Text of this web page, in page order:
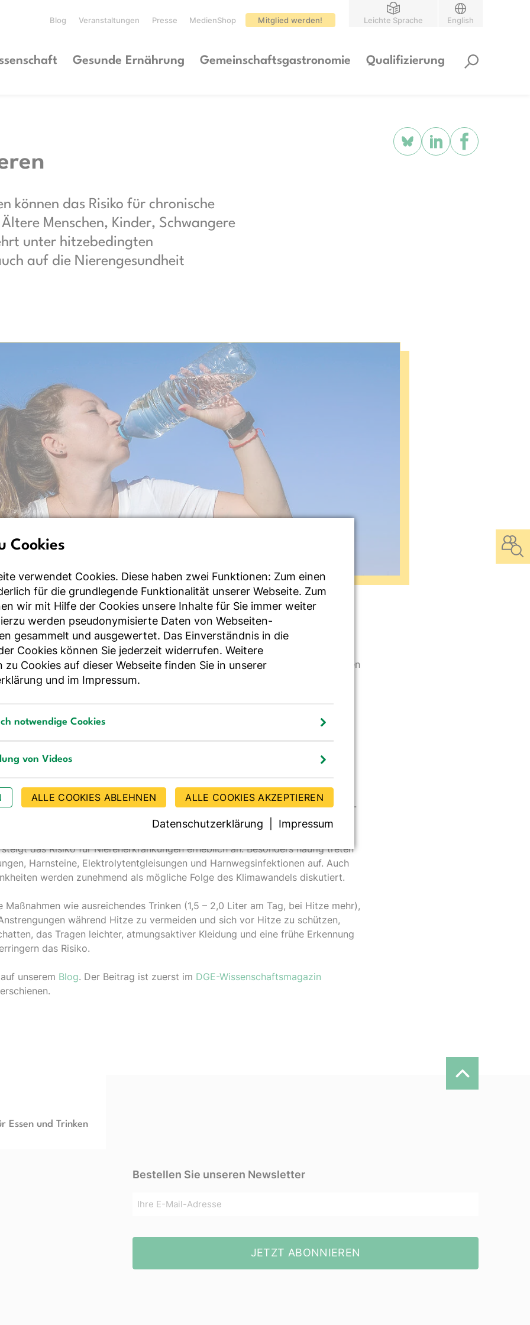
Blog Veranstaltungen Presse MedienShop Mitglied werden! Leichte Sprache English
Gesunde Ernährung Gemeinschaftsgastronomie Qualifizierung
können das Risiko für chronische
Menschen, Kinder, Schwangere
unter hitzebedingten
auf die Nierengesundheit
© pacoocimage - stock.adobe.com
durch Hitzestress, Dehydratation und Überanstrengung stellt einen
für die Nierenfunktion dar. Besonders betroffen sind Personen, die intensiven
ausgesetzt sind, beispielsweise landwirtschaftliche Arbeiter*innen,
durch die diese Faktoren zusammenwirken, können sowohl akute als
verursachen.
bleiben in Deutschland oft unentdeckt
verläuft oft lange Zeit symptomlos, sodass Betroffene zunächst
Zudem fehlt es an systematischer Diagnostik im Rahmen von Check-
das Risiko für Nierenerkrankungen erheblich an. Besonders häufig treten
Harnsteine, Elektrolytentgleisungen und Harnwegsinfektionen auf. Auch
werden zunehmend als mögliche Folge des Klimawandels diskutiert.
Maßnahmen wie ausreichendes Trinken (1,5 – 2,0 Liter am Tag, bei Hitze mehr),
während Hitze zu vermeiden und sich vor Hitze zu schützen,
das Tragen leichter, atmungsaktiver Kleidung und eine frühe Erkennung
das Risiko.
unserem Blog. Der Beitrag ist zuerst im DGE-Wissenschaftsmagazin
Essen und Trinken
Bestellen Sie unseren Newsletter
JETZT ABONNIEREN
Cookies
verwendet Cookies. Diese haben zwei Funktionen: Zum einen
für die grundlegende Funktionalität unserer Webseite. Zum
wir mit Hilfe der Cookies unsere Inhalte für Sie immer weiter
werden pseudonymisierte Daten von Webseiten-
gesammelt und ausgewertet. Das Einverständnis in die
Cookies können Sie jederzeit widerrufen. Weitere
Cookies auf dieser Webseite finden Sie in unserer
und im Impressum.
notwendige Cookies
von Videos
ALLE COOKIES ABLEHNEN ALLE COOKIES AKZEPTIEREN
Datenschutzerklärung Impressum